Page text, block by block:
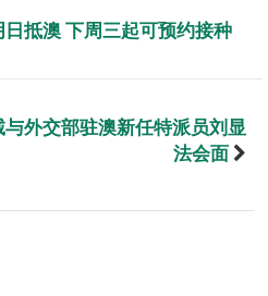
抵澳 下周三起可预约接种
外交部驻澳新任特派员刘显
法会面